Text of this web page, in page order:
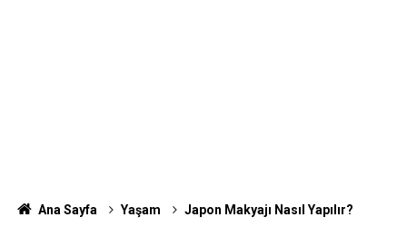
Ana Sayfa Yaşam Japon Makyajı Nasıl Yapılır?